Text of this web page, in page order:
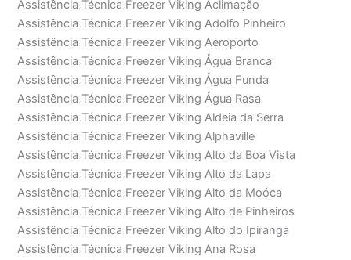
Assistência Técnica Freezer Viking Aclimação
Assistência Técnica Freezer Viking Adolfo Pinheiro
Assistência Técnica Freezer Viking Aeroporto
Assistência Técnica Freezer Viking Água Branca
Assistência Técnica Freezer Viking Água Funda
Assistência Técnica Freezer Viking Água Rasa
Assistência Técnica Freezer Viking Aldeia da Serra
Assistência Técnica Freezer Viking Alphaville
Assistência Técnica Freezer Viking Alto da Boa Vista
Assistência Técnica Freezer Viking Alto da Lapa
Assistência Técnica Freezer Viking Alto da Moóca
Assistência Técnica Freezer Viking Alto de Pinheiros
Assistência Técnica Freezer Viking Alto do Ipiranga
Assistência Técnica Freezer Viking Ana Rosa